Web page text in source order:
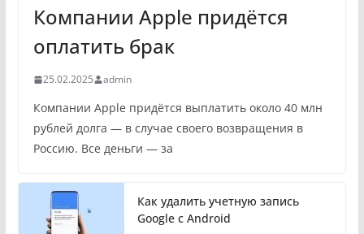
Компании Apple придётся
оплатить брак
25.02.2025 admin
Компании Apple придётся выплатить около 40 млн
рублей долга — в случае своего возвращения в
Россию. Все деньги — за
Как удалить учетную запись
Google с Android